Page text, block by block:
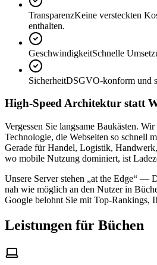
TransparenzKeine versteckten
enthalten.
GeschwindigkeitSchnelle
SicherheitDSGVO-konform und
High-Speed Architektur statt
Vergessen Sie langsame Baukästen. Wir
Technologie, die Webseiten so schnell
Gerade für Handel, Logistik,
wo mobile Nutzung dominiert, ist
Unsere Server stehen „at the Edge“ —
nah wie möglich an den Nutzer in
Google belohnt Sie mit Top-Rankings,
Leistungen für Büchen